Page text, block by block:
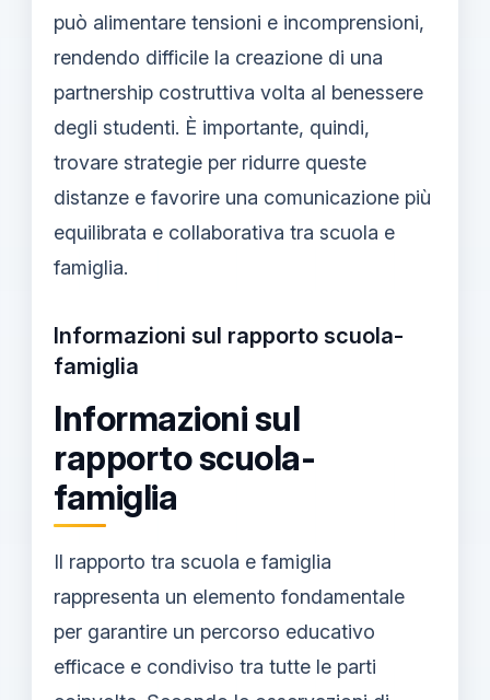
può alimentare tensioni e incomprensioni,
rendendo difficile la creazione di una
partnership costruttiva volta al benessere
degli studenti. È importante, quindi,
trovare strategie per ridurre queste
distanze e favorire una comunicazione più
equilibrata e collaborativa tra scuola e
famiglia.
Informazioni sul rapporto scuola-
famiglia
Informazioni sul
rapporto scuola-
famiglia
Il rapporto tra scuola e famiglia
rappresenta un elemento fondamentale
per garantire un percorso educativo
efficace e condiviso tra tutte le parti